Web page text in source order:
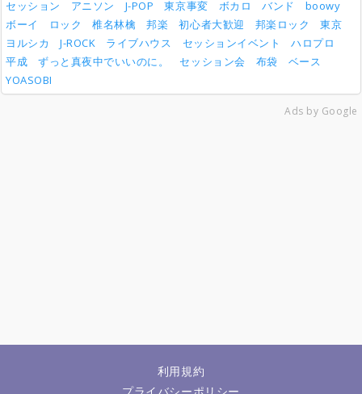
セッション アニソン J-POP 東京事変 ボカロ バンド
boowy
ボーイ
ロック 椎名林檎 邦楽 初心者大歓迎 邦楽ロック
東京
ヨルシカ
J-ROCK ライブハウス セッションイベント
ハロプロ
平成
ずっと真夜中でいいのに。 セッション会 布袋
ベース
YOASOBI
Ads by Google
利用規約